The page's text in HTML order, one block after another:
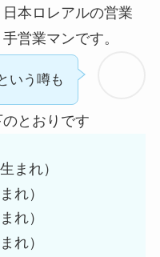
本ロレアルの営業
営業マンです。
いう噂も
とおりです
まれ）
れ）
れ）
れ）